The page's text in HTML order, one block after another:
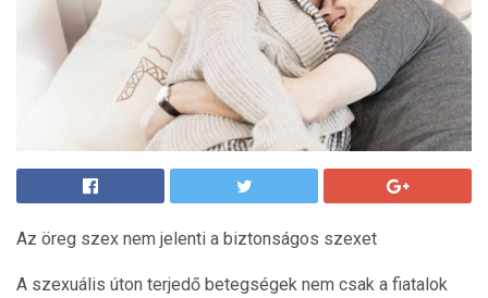
Az öreg szex nem jelenti a biztonságos szexet
A szexuális úton terjedő betegségek nem csak a fiatalok